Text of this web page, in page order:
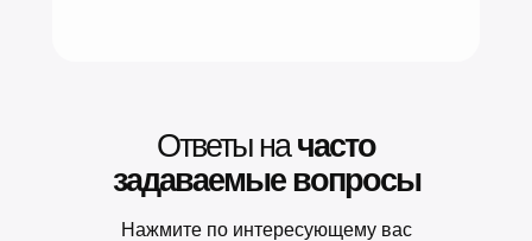
Ответы начасто
задаваемые вопросы
Нажмите по интересующему вас